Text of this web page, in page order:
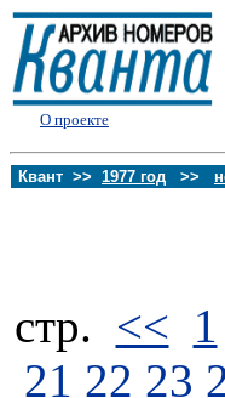
О проекте
Квант >> 1977 год >>
стp. << 1
21 22 23